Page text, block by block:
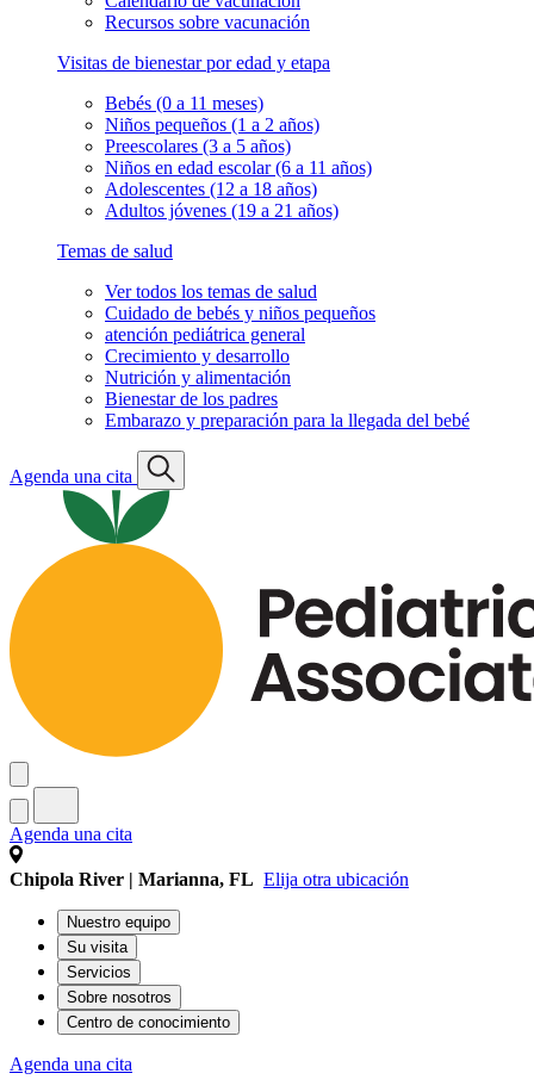
Recursos sobre vacunación
Visitas de bienestar por edad y etapa
Bebés (0 a 11 meses)
Niños pequeños (1 a 2 años)
Preescolares (3 a 5 años)
Niños en edad escolar (6 a 11 años)
Adolescentes (12 a 18 años)
Adultos jóvenes (19 a 21 años)
Temas de salud
Ver todos los temas de salud
Cuidado de bebés y niños pequeños
atención pediátrica general
Crecimiento y desarrollo
Nutrición y alimentación
Bienestar de los padres
Embarazo y preparación para la llegada del bebé
Agenda una cita
Agenda una cita
Chipola River | Marianna, FL Elija otra ubicación
Nuestro equipo
Su visita
Servicios
Sobre nosotros
Centro de conocimiento
Agenda una cita